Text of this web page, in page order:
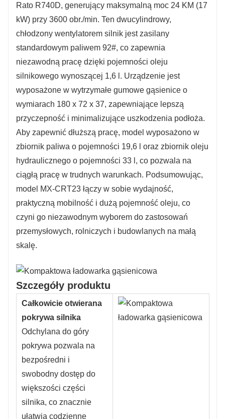
Rato R740D, generujący maksymalną moc 24 KM (17
kW) przy 3600 obr./min. Ten dwucylindrowy,
chłodzony wentylatorem silnik jest zasilany
standardowym paliwem 92#, co zapewnia
niezawodną pracę dzięki pojemności oleju
silnikowego wynoszącej 1,6 l. Urządzenie jest
wyposażone w wytrzymałe gumowe gąsienice o
wymiarach 180 x 72 x 37, zapewniające lepszą
przyczepność i minimalizujące uszkodzenia podłoża.
Aby zapewnić dłuższą pracę, model wyposażono w
zbiornik paliwa o pojemności 19,6 l oraz zbiornik oleju
hydraulicznego o pojemności 33 l, co pozwala na
ciągłą pracę w trudnych warunkach. Podsumowując,
model MX-CRT23 łączy w sobie wydajność,
praktyczną mobilność i dużą pojemność oleju, co
czyni go niezawodnym wyborem do zastosowań
przemysłowych, rolniczych i budowlanych na małą
skalę.
Szczegóły produktu
Całkowicie otwierana
pokrywa silnika
Odchylana do góry
pokrywa pozwala na
bezpośredni i
swobodny dostęp do
większości części
silnika, co znacznie
ułatwia codzienne